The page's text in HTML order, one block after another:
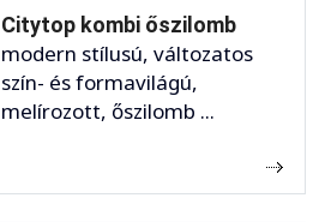
Citytop kombi őszilomb
modern stílusú, változatos
szín- és formavilágú,
melírozott, őszilomb ...